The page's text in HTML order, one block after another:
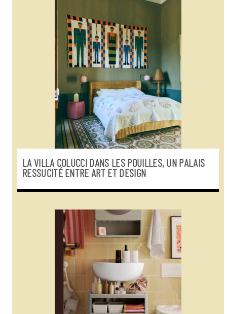
LA VILLA COLUCCI DANS LES POUILLES, UN PALAIS
RESSUCITÉ ENTRE ART ET DESIGN